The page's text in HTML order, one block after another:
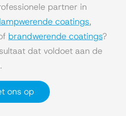
partner in
coatings,
brandwerende coatings?
dat voldoet aan de
ons op